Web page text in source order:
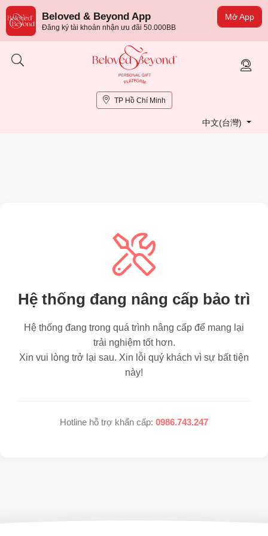
Mở App
Beloved & Beyond App
Đăng ký tài khoản nhận ưu đãi 50.000BB
TP Hồ Chí Minh
中文(台灣)
Hệ thống đang nâng cấp bảo trì
Hệ thống đang trong quá trình nâng cấp để mang lại
trải nghiệm tốt hơn.
Xin vui lòng trở lại sau. Xin lỗi quý khách vì sự bất tiện
này!
Hotline hỗ trợ khẩn cấp: 0986.743.247